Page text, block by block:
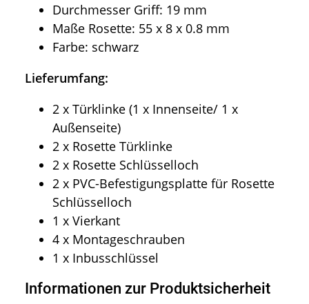
Durchmesser Griff: 19 mm
Maße Rosette: 55 x 8 x 0.8 mm
Farbe: schwarz
Lieferumfang:
2 x Türklinke (1 x Innenseite/ 1 x
Außenseite)
2 x Rosette Türklinke
2 x Rosette Schlüsselloch
2 x PVC-Befestigungsplatte für Rosette
Schlüsselloch
1 x Vierkant
4 x Montageschrauben
1 x Inbusschlüssel
Informationen zur Produktsicherheit